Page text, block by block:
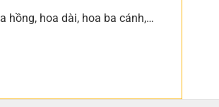
hồng, hoa dài, hoa ba cánh,…